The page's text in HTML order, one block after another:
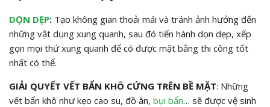
DỌN DẸP: Tạo không gian thoải mái và tránh ảnh hưởng đến
những vật dụng xung quanh, sau đó tiến hành dọn dẹp, xếp
gọn mọi thứ xung quanh để có được mặt bằng thi công tốt
nhất có thể.
GIẢI QUYẾT VẾT BẨN KHÔ CỨNG TRÊN BỀ MẶT: Những
vết bẩn khô như kẹo cao su, đồ ăn, bụi bẩn… sẽ được vệ sinh